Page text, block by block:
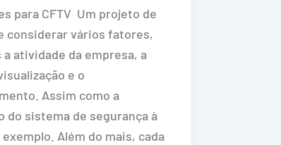
para CFTV Um projeto de
considerar vários fatores,
atividade da empresa, a
e o
Assim como a
do sistema de segurança à
exemplo. Além do mais, cada